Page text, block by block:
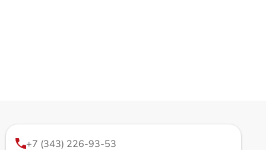
+7 (343) 226-93-53